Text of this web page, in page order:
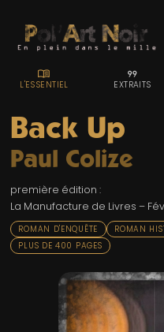
ACCUEIL
TROMBINO
INDEX
RECHERCHE
LIENS & FESTIVALS
Back Up
Paul Colize
première édition :
La Manufacture de Livres –
ROMAN D'ENQUÊTE ROMAN
PLUS DE 400 PAGES
MENU_BOOK
L'ESSENTIEL
FORMAT_QUOTE
EXTRAITS